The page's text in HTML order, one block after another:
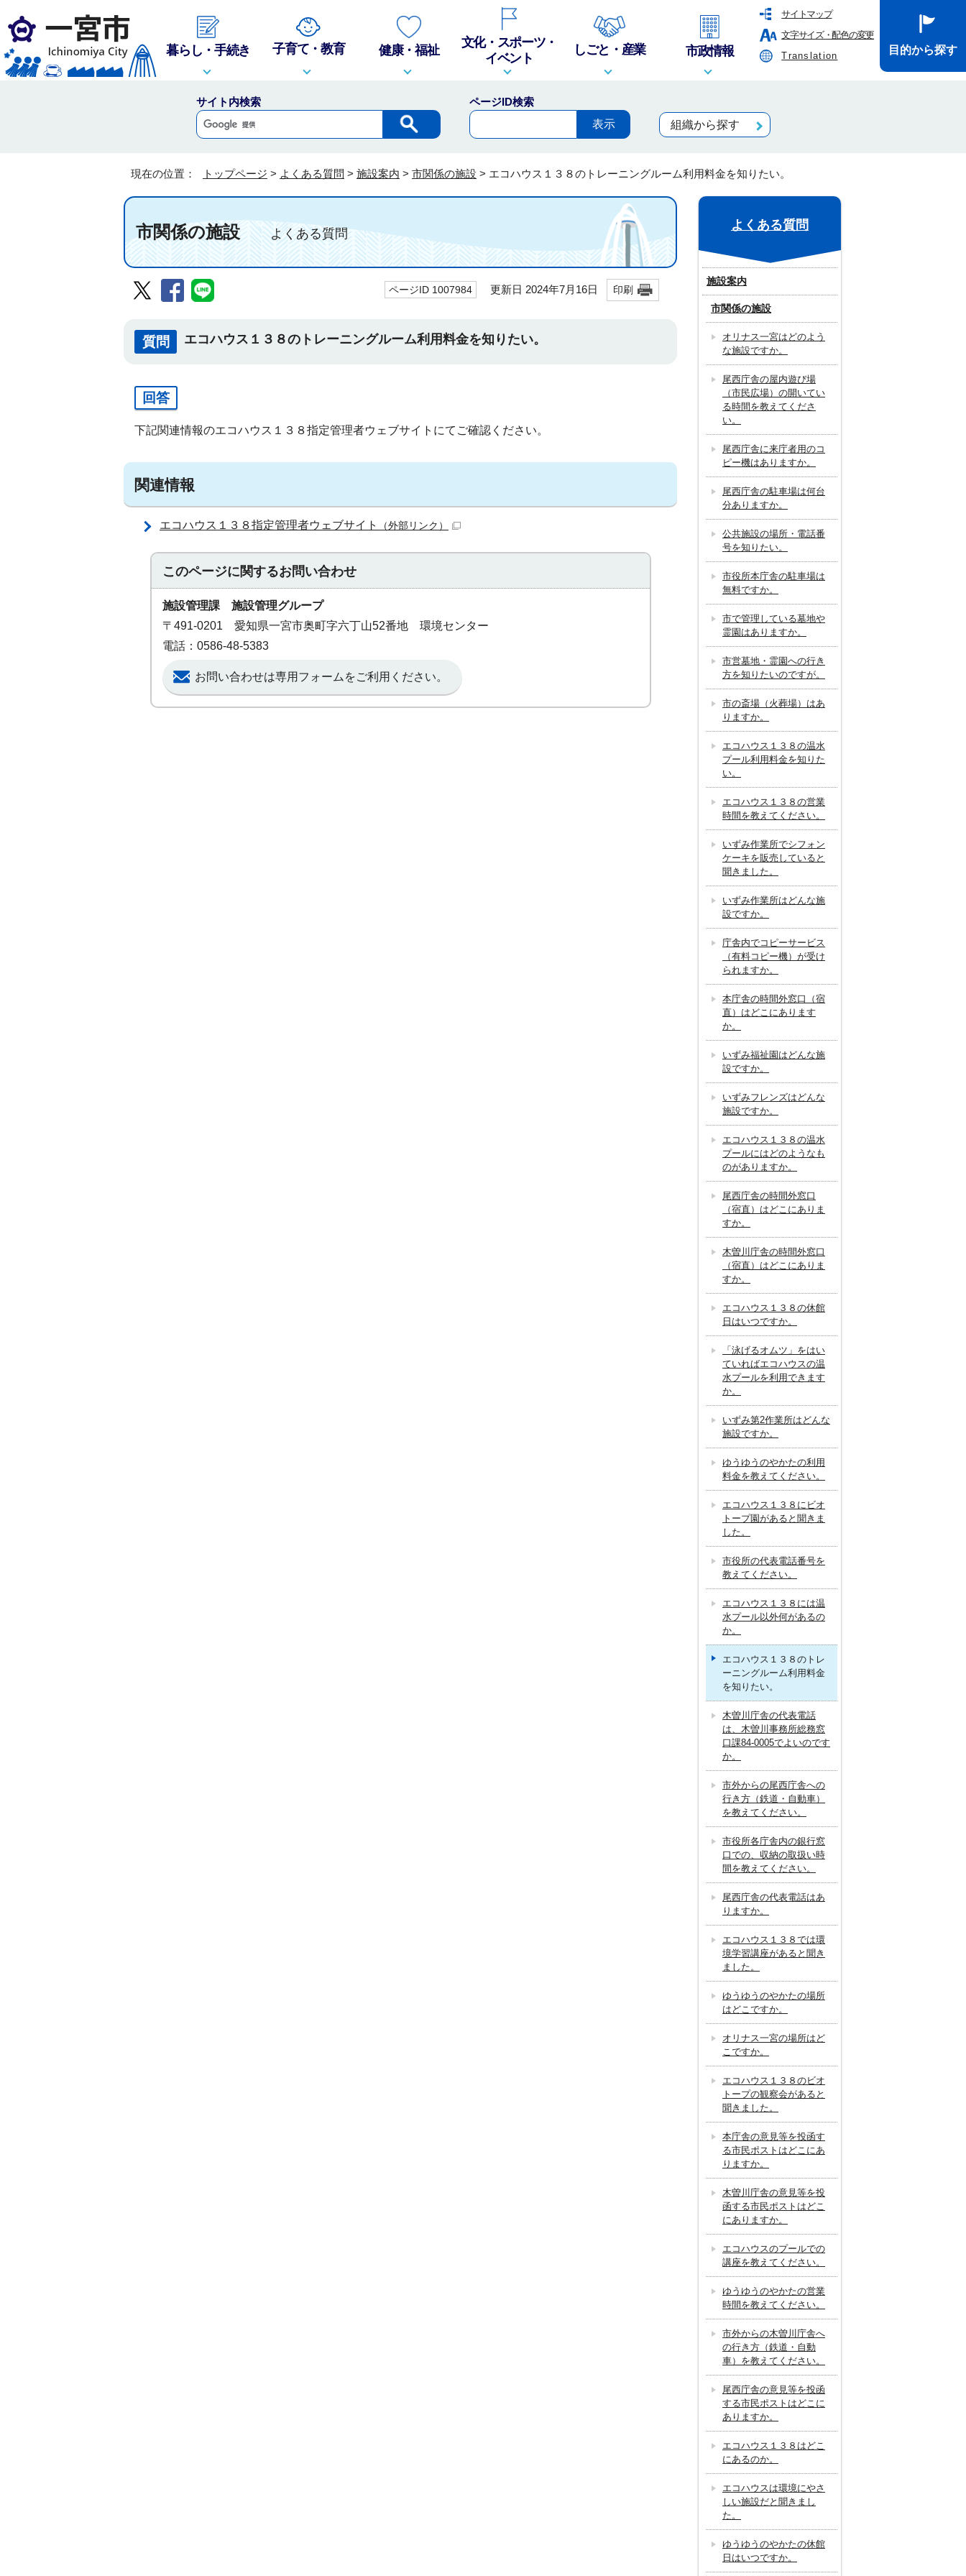
サイトマップ
文字サイズ・配色の変更
Translation
暮らし・手続き 子育て・教育 健康・福祉
文化・スポーツ・
イベント
しごと・産業 市政情報 目的から探す
サイト内検索
ページID検索
組織から探す
現在の位置： トップページ > よくある質問 > 施設案内 > 市関係の施設 > エコハウス１３８のトレーニングルーム利用料金を知りたい。
市関係の施設よくある質問
ページID 1007984 更新日 2024年7月16日 印刷
質問 エコハウス１３８のトレーニングルーム利用料金を知りたい。
回答
下記関連情報のエコハウス１３８指定管理者ウェブサイトにてご確認ください。
関連情報
エコハウス１３８指定管理者ウェブサイト （外部リンク）
このページに関するお問い合わせ
施設管理課 施設管理グループ
〒491-0201 愛知県一宮市奥町字六丁山52番地 環境センター
電話：0586-48-5383
お問い合わせは専用フォームをご利用ください。
よくある質問
施設案内
市関係の施設
オリナス一宮はどのよう
な施設ですか。
尾西庁舎の屋内遊び場
（市民広場）の開いてい
る時間を教えてくださ
い。
尾西庁舎に来庁者用のコ
ピー機はありますか。
尾西庁舎の駐車場は何台
分ありますか。
公共施設の場所・電話番
号を知りたい。
市役所本庁舎の駐車場は
無料ですか。
市で管理している墓地や
霊園はありますか。
市営墓地・霊園への行き
方を知りたいのですが。
市の斎場（火葬場）はあ
りますか。
エコハウス１３８の温水
プール利用料金を知りた
い。
エコハウス１３８の営業
時間を教えてください。
いずみ作業所でシフォン
ケーキを販売していると
聞きました。
いずみ作業所はどんな施
設ですか。
庁舎内でコピーサービス
（有料コピー機）が受け
られますか。
本庁舎の時間外窓口（宿
直）はどこにあります
か。
いずみ福祉園はどんな施
設ですか。
いずみフレンズはどんな
施設ですか。
エコハウス１３８の温水
プールにはどのようなも
のがありますか。
尾西庁舎の時間外窓口
（宿直）はどこにありま
すか。
木曽川庁舎の時間外窓口
（宿直）はどこにありま
すか。
エコハウス１３８の休館
日はいつですか。
「泳げるオムツ」をはい
ていればエコハウスの温
水プールを利用できます
か。
いずみ第2作業所はどんな
施設ですか。
ゆうゆうのやかたの利用
料金を教えてください。
エコハウス１３８にビオ
トープ園があると聞きま
した。
市役所の代表電話番号を
教えてください。
エコハウス１３８には温
水プール以外何があるの
か。
エコハウス１３８のトレ
ーニングルーム利用料金
を知りたい。
木曽川庁舎の代表電話
は、木曽川事務所総務窓
口課84-0005でよいのです
か。
市外からの尾西庁舎への
行き方（鉄道・自動車）
を教えてください。
市役所各庁舎内の銀行窓
口での、収納の取扱い時
間を教えてください。
尾西庁舎の代表電話はあ
りますか。
エコハウス１３８では環
境学習講座があると聞き
ました。
ゆうゆうのやかたの場所
はどこですか。
オリナス一宮の場所はど
こですか。
エコハウス１３８のビオ
トープの観察会があると
聞きました。
本庁舎の意見等を投函す
る市民ポストはどこにあ
りますか。
木曽川庁舎の意見等を投
函する市民ポストはどこ
にありますか。
エコハウスのプールでの
講座を教えてください。
ゆうゆうのやかたの営業
時間を教えてください。
市外からの木曽川庁舎へ
の行き方（鉄道・自動
車）を教えてください。
尾西庁舎の意見等を投函
する市民ポストはどこに
ありますか。
エコハウス１３８はどこ
にあるのか。
エコハウスは環境にやさ
しい施設だと聞きまし
た。
ゆうゆうのやかたの休館
日はいつですか。